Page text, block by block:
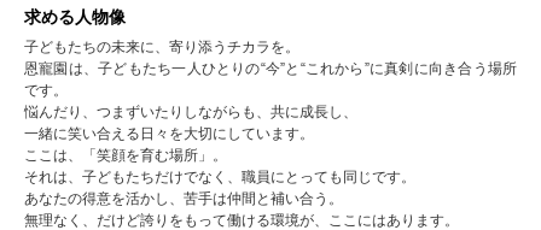
求める人物像
子どもたちの未来に、寄り添うチカラを。
恩寵園は、子どもたち一人ひとりの“今”と“これから”に真剣に向き合う場所
です。
悩んだり、つまずいたりしながらも、共に成長し、
一緒に笑い合える日々を大切にしています。
ここは、「笑顔を育む場所」。
それは、子どもたちだけでなく、職員にとっても同じです。
あなたの得意を活かし、苦手は仲間と補い合う。
無理なく、だけど誇りをもって働ける環境が、ここにはあります。